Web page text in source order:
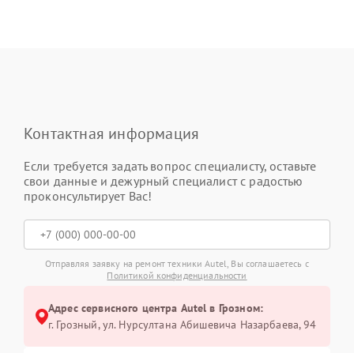
Контактная информация
Если требуется задать вопрос специалисту, оставьте
свои данные и дежурный специалист с радостью
проконсультирует Вас!
Отправляя заявку на ремонт техники Autel, Вы соглашаетесь с
Политикой конфиденциальности
Адрес сервисного центра Autel в Грозном:
г. Грозный, ул. Нурсултана Абишевича Назарбаева, 94